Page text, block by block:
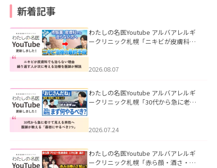
新着記事
わたしの名医Youtube アルバアレルギ
ークリニック札幌「ニキビが皮膚科で
ました。
2026.08.07
わたしの名医Youtube アルバアレルギ
ークリニック札幌「30代から急に老け
た。
2026.07.24
わたしの名医Youtube アルバアレルギ
ークリニック札幌「赤ら顔・酒さ・ニ